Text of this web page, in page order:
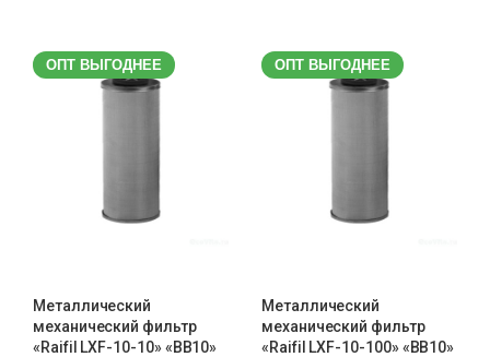
ОПТ ВЫГОДНЕЕ
Металлический
механический фильтр
«Raifil LXF-10-10» «BB10»
ОПТ ВЫГОДНЕЕ
Металлический
механический фильтр
«Raifil LXF-10-100» «BB10»